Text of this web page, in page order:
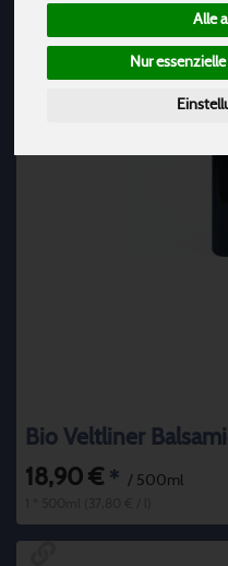
Alle
Nur
Bio Veltliner
18,90 € * / 500ml